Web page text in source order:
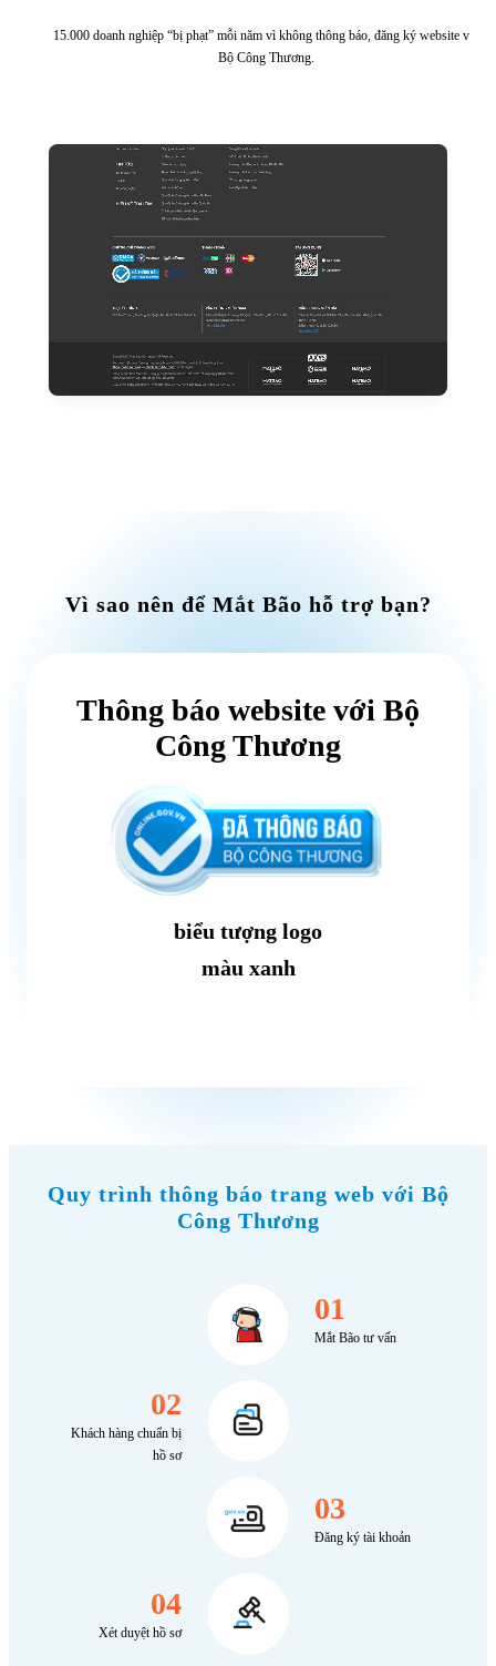
15.000 doanh nghiệp “bị phạt” mỗi năm vì không thông báo, đăng ký website với
Bộ Công Thương.
Vì sao nên để Mắt Bão hỗ trợ bạn?
Thông báo website với Bộ
Công Thương
biểu tượng logo
màu xanh
Quy trình thông báo trang web với Bộ
Công Thương
01
Mắt Bão tư vấn
02
Khách hàng chuẩn bị
hồ sơ
03
Đăng ký tài khoản
04
Xét duyệt hồ sơ